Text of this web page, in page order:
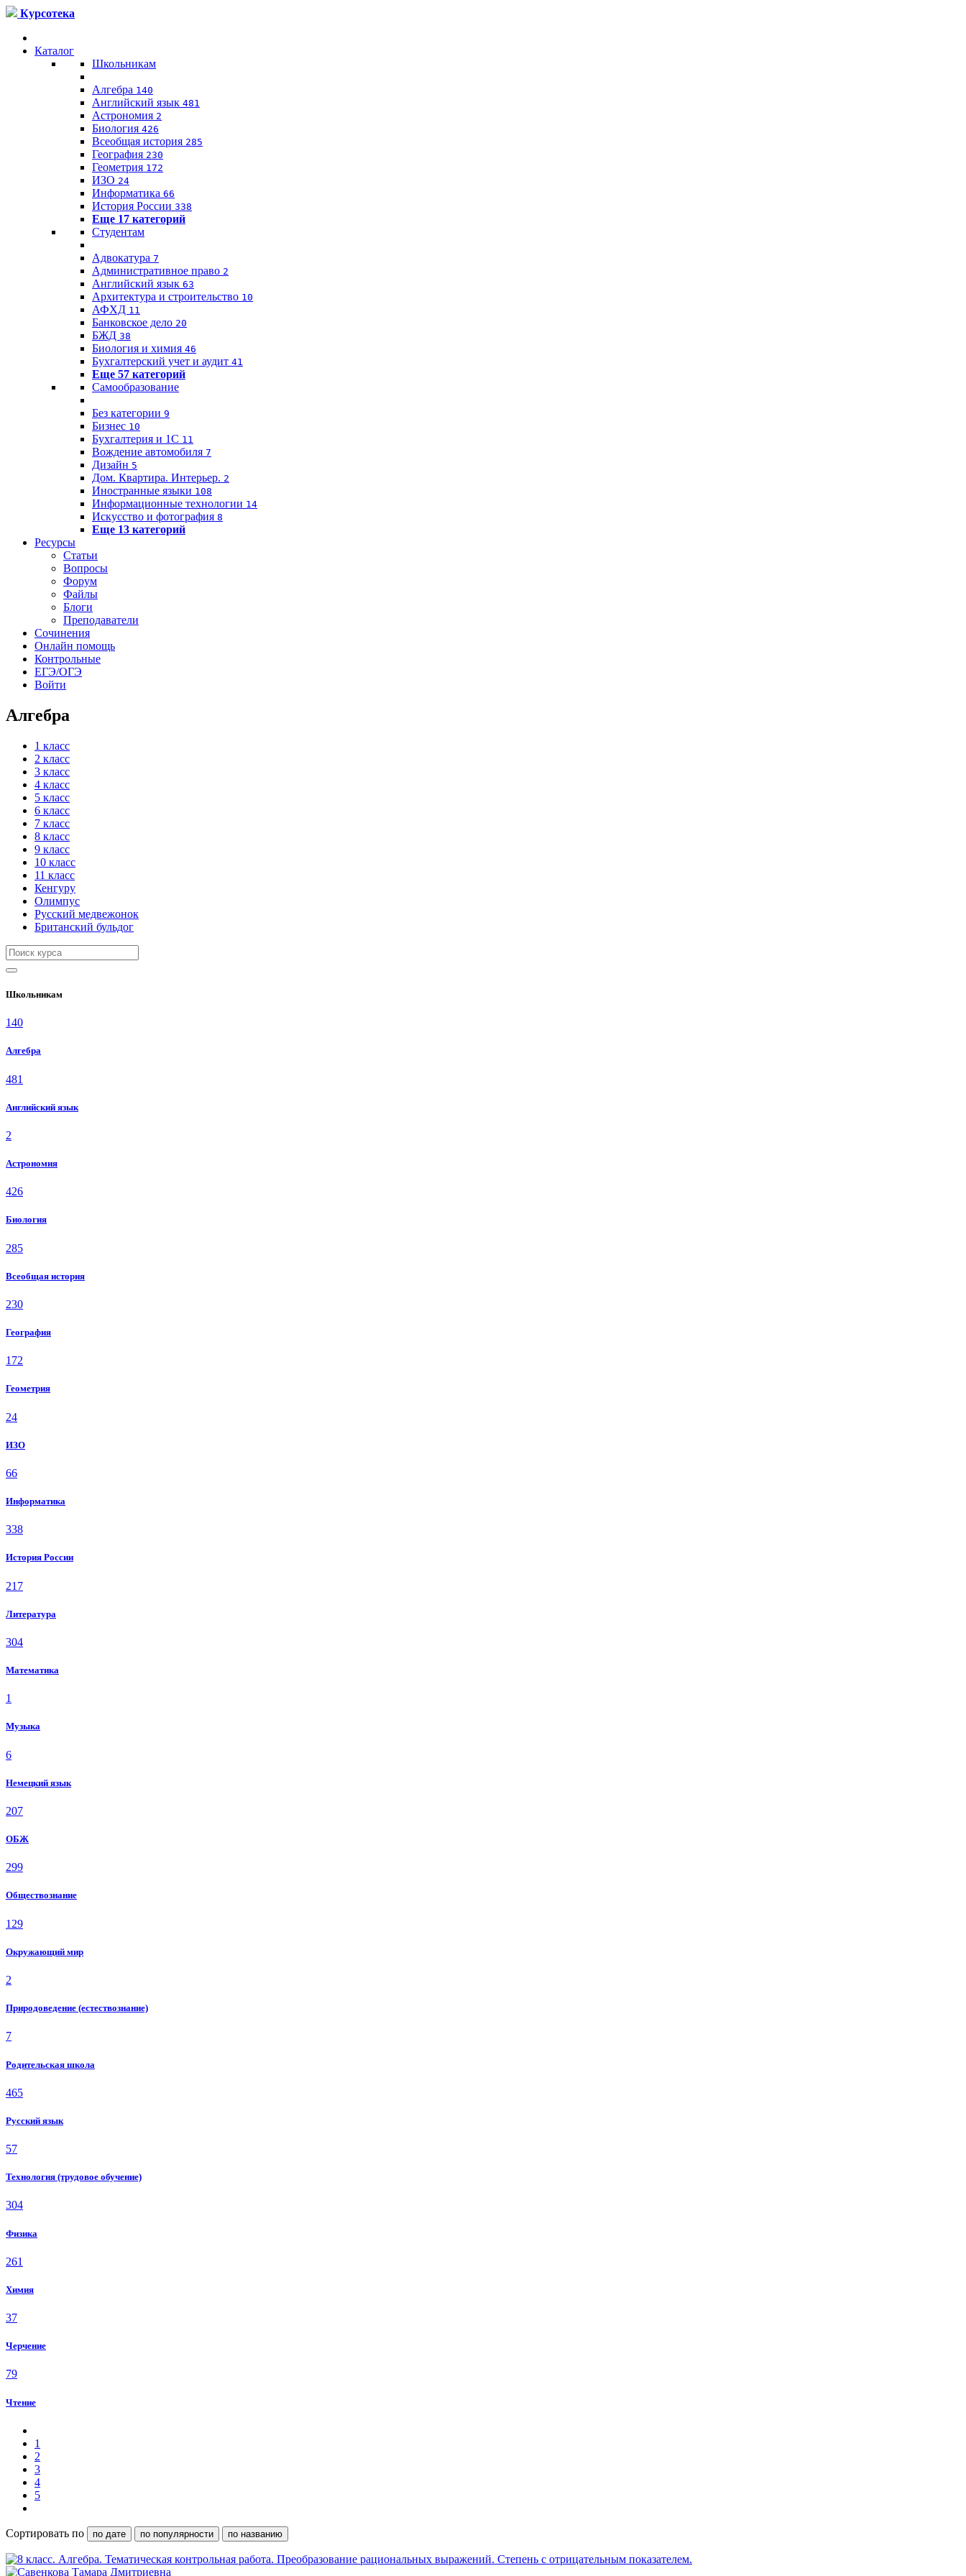
Курсотека
Каталог
Школьникам
Алгебра 140
Английский язык 481
Астрономия 2
Биология 426
Всеобщая история 285
География 230
Геометрия 172
ИЗО 24
Информатика 66
История России 338
Еще 17 категорий
Студентам
Адвокатура 7
Административное право 2
Английский язык 63
Архитектура и строительство 10
АФХД 11
Банковское дело 20
БЖД 38
Биология и химия 46
Бухгалтерский учет и аудит 41
Еще 57 категорий
Самообразование
Без категории 9
Бизнес 10
Бухгалтерия и 1C 11
Вождение автомобиля 7
Дизайн 5
Дом. Квартира. Интерьер. 2
Иностранные языки 108
Информационные технологии 14
Искусство и фотография 8
Еще 13 категорий
Ресурсы
Статьи
Вопросы
Форум
Файлы
Блоги
Преподаватели
Сочинения
Онлайн помощь
Контрольные
ЕГЭ/ОГЭ
Войти
Алгебра
1 класс
2 класс
3 класс
4 класс
5 класс
6 класс
7 класс
8 класс
9 класс
10 класс
11 класс
Кенгуру
Олимпус
Русский медвежонок
Британский бульдог
Школьникам
140
Алгебра
481
Английский язык
2
Астрономия
426
Биология
285
Всеобщая история
230
География
172
Геометрия
24
ИЗО
66
Информатика
338
История России
217
Литература
304
Математика
1
Музыка
6
Немецкий язык
207
ОБЖ
299
Обществознание
129
Окружающий мир
2
Природоведение (естествознание)
7
Родительская школа
465
Русский язык
57
Технология (трудовое обучение)
304
Физика
261
Химия
37
Черчение
79
Чтение
1
2
3
4
5
Сортировать по по дате по популярности по названию